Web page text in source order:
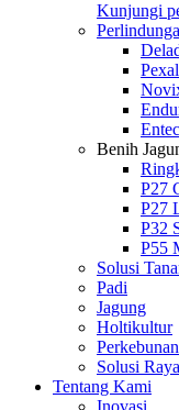
Kunjungi
Benih
P27
P27
P32
P55
Solusi
Padi
Jagung
Holtikultur
Perkebunan
Solusi
Tentang Kami